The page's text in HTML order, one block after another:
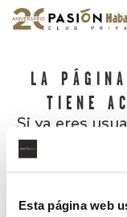
Esta página web
LA
TIENE
Si ya eres